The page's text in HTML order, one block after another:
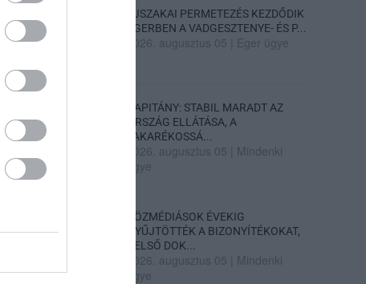
ÉJSZAKAI PERMETEZÉS KEZDŐDIK
EGERBEN A VADGESZTENYE- ÉS P...
2026. augusztus 05 Eger ügye
KAPITÁNY: STABIL MARADT AZ
ORSZÁG ELLÁTÁSA, A
TAKARÉKOSSÁ...
2026. augusztus 05
Mindenki
ügye
KÖZMÉDIÁSOK ÉVEKIG
GYŰJTÖTTÉK A BIZONYÍTÉKOKAT,
BELSŐ DOK...
2026. augusztus 05
Mindenki
ügye